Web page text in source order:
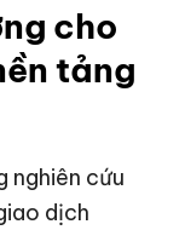
cho
tảng
nghiên cứu
dịch